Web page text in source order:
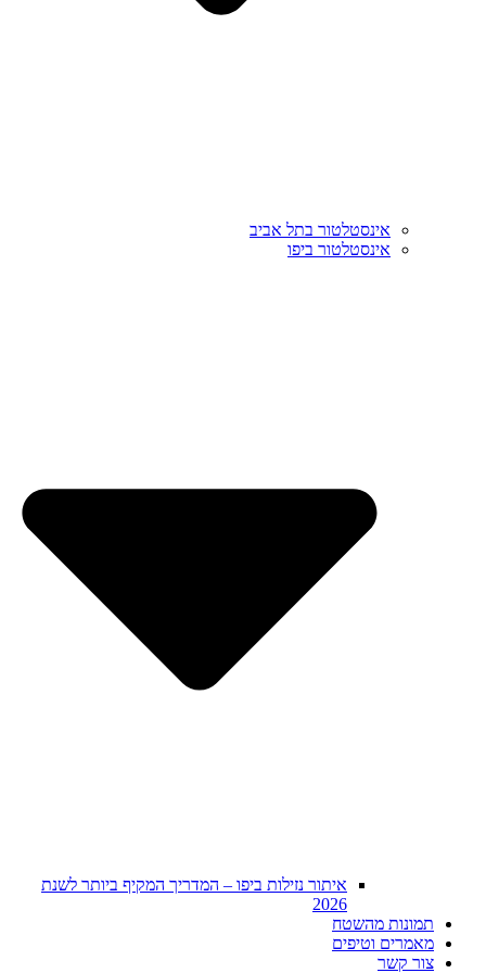
אינסטלטור בתל אביב
אינסטלטור ביפו
איתור נזילות ביפו – המדריך המקיף ביותר לשנת
2026
תמונות מהשטח
מאמרים וטיפים
צור קשר